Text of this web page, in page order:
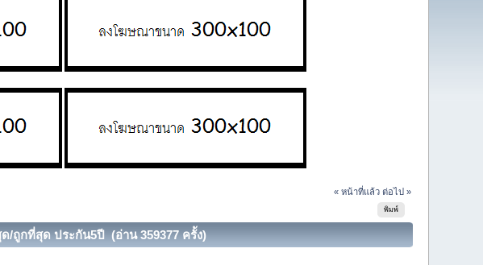
« หน้าที่แล้ว ต่อไป »
พิมพ์
/ถูกที่สุด ประกัน5ปี (อ่าน 359377 ครั้ง)